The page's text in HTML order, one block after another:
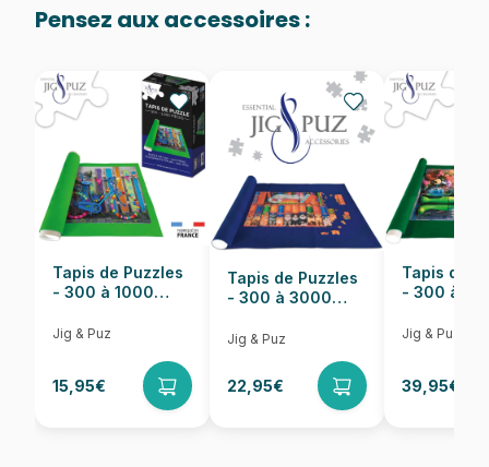
Provenance Puzzles fabriqués en France
EAN 628136605984
Nombre de pièces 1000 pièces
Dimensions 67 x 49 cm
Pensez aux accessoires :
Tapis de Puzzles
- 300 à 1000
Jig & Puz
15,95€
Tapis de Puzzles
- 300 à 3000
Jig & Puz
22,95€
Tapis de
- 300 à
Jig & Puz
39,95€